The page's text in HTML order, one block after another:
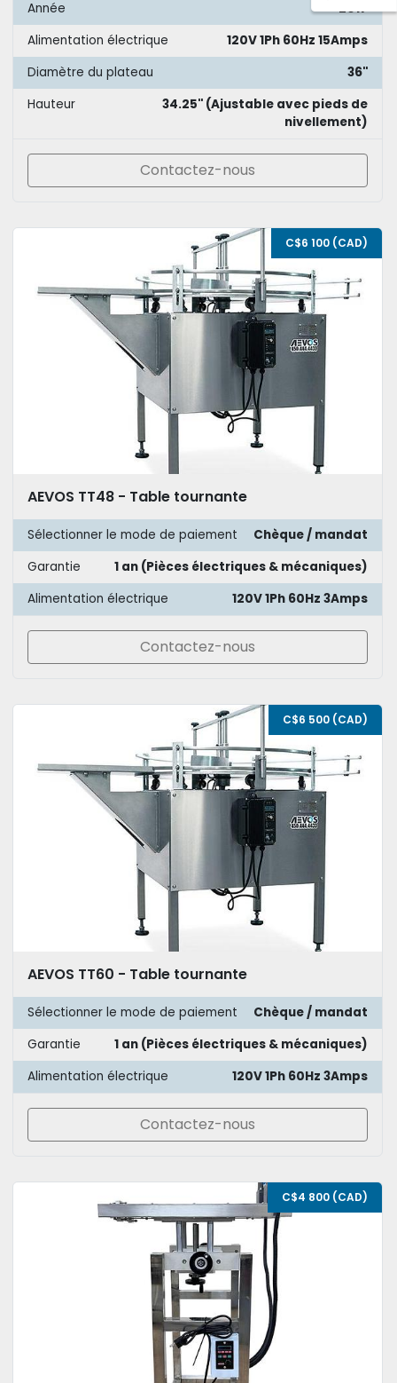
Année
2017
Alimentation électrique
120V 1Ph 60Hz 15Amps
Diamètre du plateau
36''
Hauteur
34.25'' (Ajustable avec pieds de
nivellement)
Contactez-nous
C$6 100 (CAD)
AEVOS TT48 - Table tournante
Sélectionner le mode de paiement
Chèque / mandat
Garantie
1 an (Pièces électriques & mécaniques)
Alimentation électrique
120V 1Ph 60Hz 3Amps
Contactez-nous
C$6 500 (CAD)
AEVOS TT60 - Table tournante
Sélectionner le mode de paiement
Chèque / mandat
Garantie
1 an (Pièces électriques & mécaniques)
Alimentation électrique
120V 1Ph 60Hz 3Amps
Contactez-nous
C$4 800 (CAD)